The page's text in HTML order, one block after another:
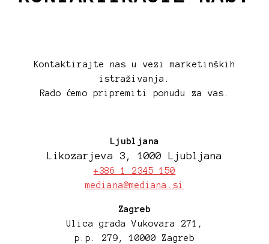
Kontaktirajte nas u vezi marketinških
istraživanja.
Rado ćemo pripremiti ponudu za vas.
Ljubljana
Likozarjeva 3, 1000 Ljubljana
+386 1 2345 150
mediana@mediana.si
Zagreb
Ulica grada Vukovara 271,
p.p. 279, 10000 Zagreb